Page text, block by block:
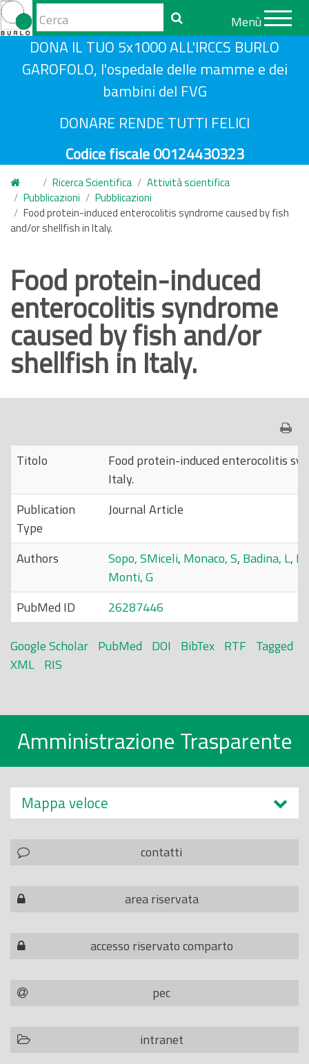
n
Form
di
ricerca
Cerca
DONA IL TUO 5x1000 ALL'IRCCS BURLO
GAROFOLO, l'ospedale delle mamme e dei
bambini del FVG
DONARE RENDE TUTTI FELICI
Codice fiscale 00124430323
Menù
Ricerca Scientifica
Attività scientifica
Pubblicazioni
Pubblicazioni
Food protein-induced enterocolitis syndrome caused by fish
and/or shellfish in Italy.
Food protein-induced
enterocolitis syndrome
caused by fish and/or
shellfish in Italy.
Titolo
Food protein-induced enterocolitis
Italy.
Publication
Type
Journal Article
Authors Sopo, SMiceli, Monaco, S, Badina, L,
Monti, G
PubMed ID
26287446
Google Scholar PubMed DOI BibTex RTF Tagged
XML RIS
Amministrazione Trasparente
Mappa veloce
contatti
area riservata
accesso riservato comparto
pec
intranet